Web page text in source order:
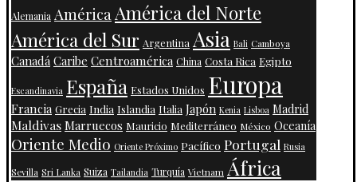
Alemania AméricaAmérica del Norte
América del Sur Argentina Asia Bali Camboya
Canadá Caribe Centroamérica China Costa Rica Egipto
Escandinavia España Estados Unidos Europa
Francia Grecia India Islandia Italia Japón Kenia Lisboa Madrid
Maldivas Marruecos Mauricio Mediterráneo México Oceanía
Oriente Medio Oriente Próximo Pacífico Portugal Rusia
Sevilla Sri Lanka Suiza Tailandia Turquía Vietnam África